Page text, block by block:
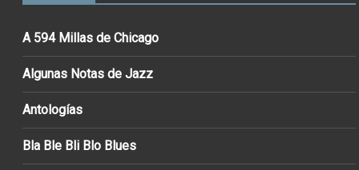
A 594 Millas de Chicago
Algunas Notas de Jazz
Antologías
Bla Ble Bli Blo Blues